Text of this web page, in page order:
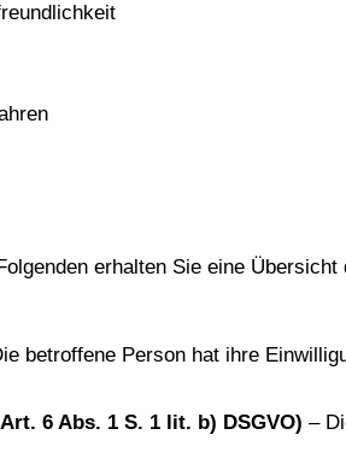
erhalten Sie eine
betroffene Person hat ihre
6 Abs. 1 S. 1 lit. b) DSGVO) –